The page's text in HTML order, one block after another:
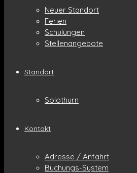
Neuer Standort
Ferien
Schulungen
Stellenangebote
Standort
Solothurn
Kontakt
Adresse / Anfahrt
Buchungs-System